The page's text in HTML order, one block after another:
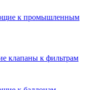
к промышленным
клапаны к фильтрам